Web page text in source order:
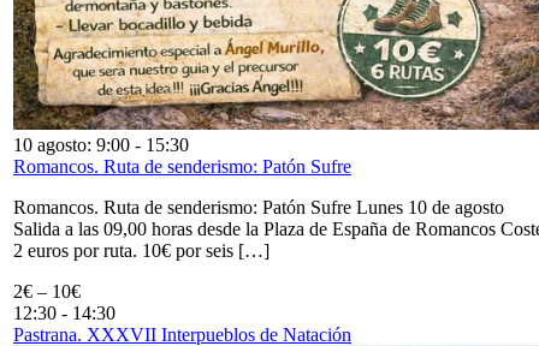
10 agosto: 9:00 - 15:30
Romancos. Ruta de senderismo: Patón Sufre
Romancos. Ruta de senderismo: Patón Sufre Lunes 10 de agosto
Salida a las 09,00 horas desde la Plaza de España de Romancos
2 euros por ruta. 10€ por seis […]
2€ – 10€
12:30 - 14:30
Pastrana. XXXVII Interpueblos de Natación